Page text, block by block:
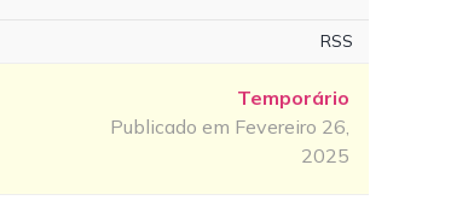
RSS
Temporário
Publicado em Fevereiro 26,
2025